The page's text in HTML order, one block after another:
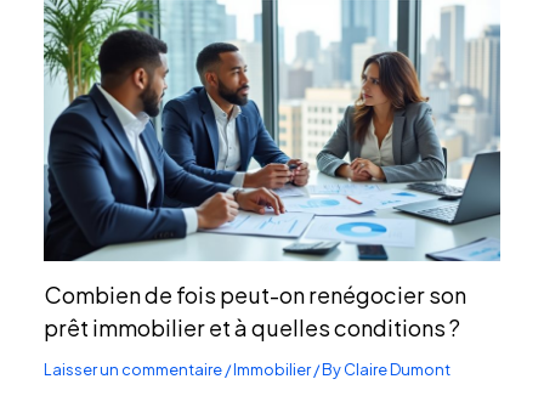
Combien de fois peut-on renégocier son
prêt immobilier et à quelles conditions ?
Laisser un commentaire/Immobilier/ ByClaire Dumont